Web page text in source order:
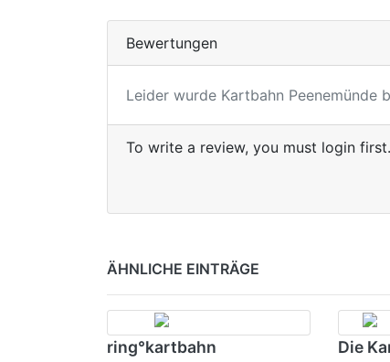
Bewertungen
Leider wurde Kartbahn Peenemünde
To write a review, you must login first.
ÄHNLICHE EINTRÄGE
ring°kartbahn Die